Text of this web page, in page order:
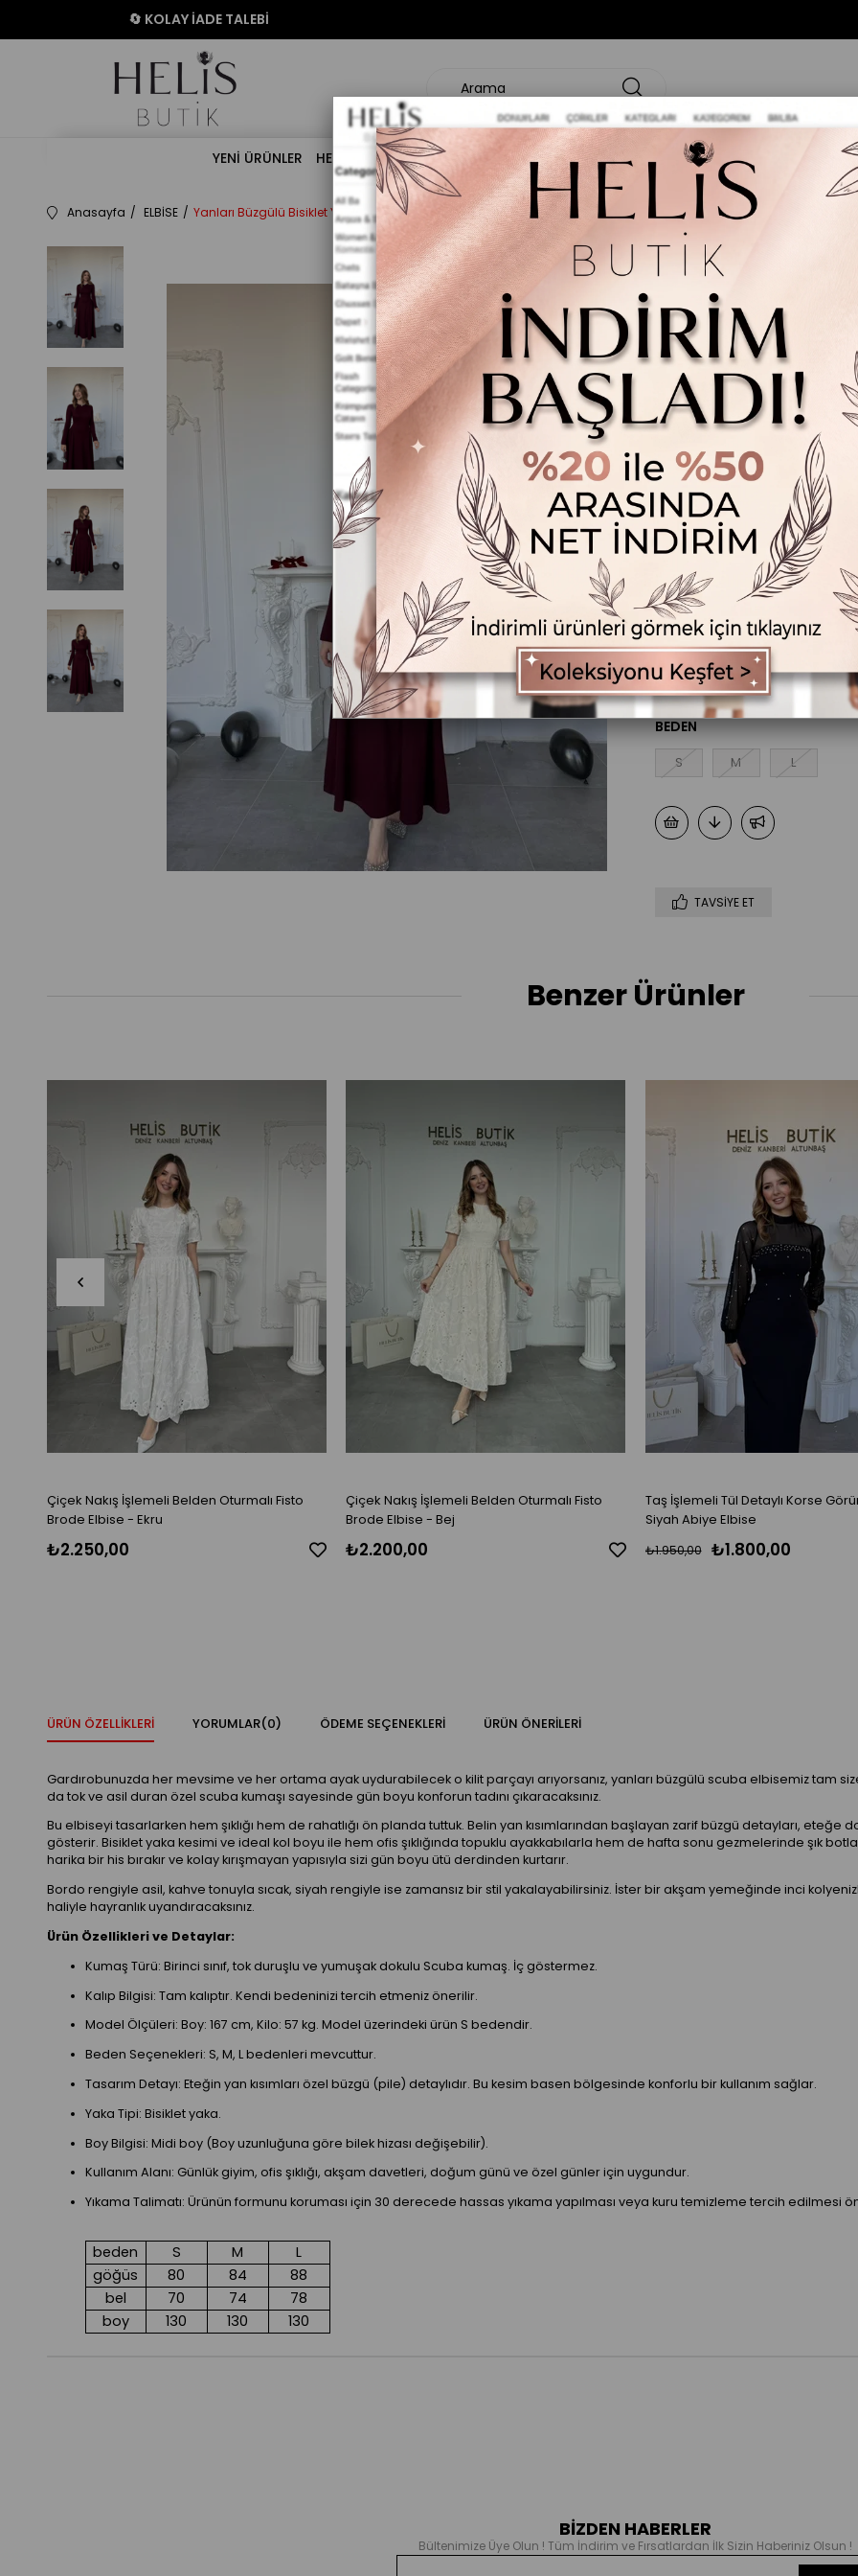
🔄 KOLAY İADE TALEBİ
YENİ ÜRÜNLER HELİS ÖZEL KOLEKSİYON ABİYE / DAVET ELBİSE TAKIM ÜST GİYİM ALT GİYİM
Anasayfa ELBİSE Yanları Büzgülü Bisiklet Yaka Uzun Kollu Scuba Bordo Elbise
Yanları Büzgülü
₺1.470,00
Renk Seçenekleri
BEDEN
S M L
TAVSIYE ET
Benzer Ürünler
Çiçek Nakış İşlemeli Belden Oturmalı Fisto
Brode Elbise - Ekru
₺2.250,00
Çiçek Nakış İşlemeli Belden Oturmalı Fisto
Brode Elbise - Bej
₺2.200,00
Taş İşlemeli Tül Detaylı Korse
Siyah Abiye Elbise
₺1.800,00
₺1.950,00
ÜRÜN ÖZELLIKLERI YORUMLAR(0) ÖDEME SEÇENEKLERI ÜRÜN ÖNERILERI
Gardırobunuzda her mevsime ve her ortama ayak uydurabilecek o kilit parçayı arıyorsanız, yanları büzgülü scuba elbisemiz tam
da tok ve asil duran özel scuba kumaşı sayesinde gün boyu konforun tadını çıkaracaksınız.
Bu elbiseyi tasarlarken hem şıklığı hem de rahatlığı ön planda tuttuk. Belin yan kısımlarından başlayan zarif büzgü detayları, eteğe
gösterir. Bisiklet yaka kesimi ve ideal kol boyu ile hem ofis şıklığında topuklu ayakkabılarla hem de hafta sonu gezmelerinde şık
harika bir his bırakır ve kolay kırışmayan yapısıyla sizi gün boyu ütü derdinden kurtarır.
Bordo rengiyle asil, kahve tonuyla sıcak, siyah rengiyle ise zamansız bir stil yakalayabilirsiniz. İster bir akşam yemeğinde inci
haliyle hayranlık uyandıracaksınız.
Ürün Özellikleri ve Detaylar:
Kumaş Türü: Birinci sınıf, tok duruşlu ve yumuşak dokulu Scuba kumaş. İç göstermez.
Kalıp Bilgisi: Tam kalıptır. Kendi bedeninizi tercih etmeniz önerilir.
Model Ölçüleri: Boy: 167 cm, Kilo: 57 kg. Model üzerindeki ürün S bedendir.
Beden Seçenekleri: S, M, L bedenleri mevcuttur.
Tasarım Detayı: Eteğin yan kısımları özel büzgü (pile) detaylıdır. Bu kesim basen bölgesinde konforlu bir kullanım sağlar.
Yaka Tipi: Bisiklet yaka.
Boy Bilgisi: Midi boy (Boy uzunluğuna göre bilek hizası değişebilir).
Kullanım Alanı: Günlük giyim, ofis şıklığı, akşam davetleri, doğum günü ve özel günler için uygundur.
Yıkama Talimatı: Ürünün formunu koruması için 30 derecede hassas yıkama yapılması veya kuru temizleme tercih edilmesi
beden S M
L
göğüs
80 84
88
bel
70 74
78
boy
130 130 130
BİZDEN HABERLER
Bültenimize Üye Olun ! Tüm İndirim ve Fırsatlardan İlk Sizin Haberiniz Olsun !